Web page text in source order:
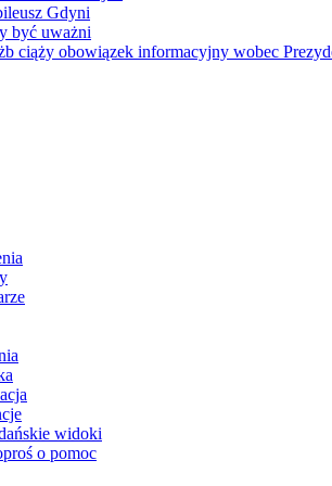
Gdyni
być uważni
ciąży obowiązek informacyjny wobec
widoki
o pomoc